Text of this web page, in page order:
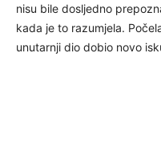
nisu bile dosljedno
kada je to razumjela.
unutarnji dio dobio novo